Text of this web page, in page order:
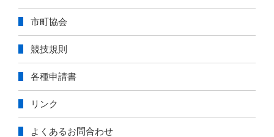
市町協会
競技規則
各種申請書
リンク
よくあるお問合わせ